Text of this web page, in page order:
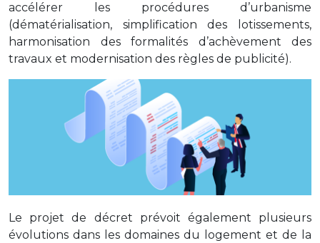
accélérer les procédures d’urbanisme
(dématérialisation, simplification des lotissements,
harmonisation des formalités d’achèvement des
travaux et modernisation des règles de publicité).
Le projet de décret prévoit également plusieurs
évolutions dans les domaines du logement et de la